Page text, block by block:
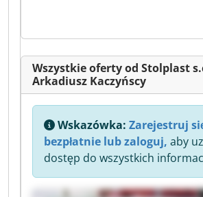
Wszystkie oferty od Stolplast
Arkadiusz Kaczyńscy
Wskazówka: Zarejestruj
bezpłatnie lub zaloguj, aby
dostęp do wszystkich